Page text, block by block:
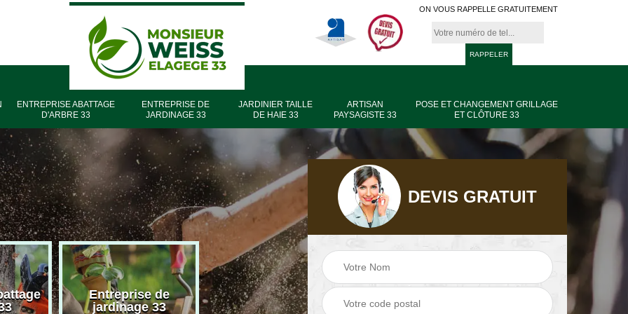
ON VOUS RAPPELLE GRATUITEMENT
ENTREPRISE ABATTAGE
D'ARBRE 33
ENTREPRISE DE
JARDINAGE 33
JARDINIER TAILLE
DE HAIE 33
ARTISAN
PAYSAGISTE 33
POSE ET CHANGEMENT GRILLAGE
ET CLÔTURE 33
Entreprise de
jardinage 33
Entreprise élagage
33
haie 33
Artisan paysagiste
33
DEVIS GRATUIT